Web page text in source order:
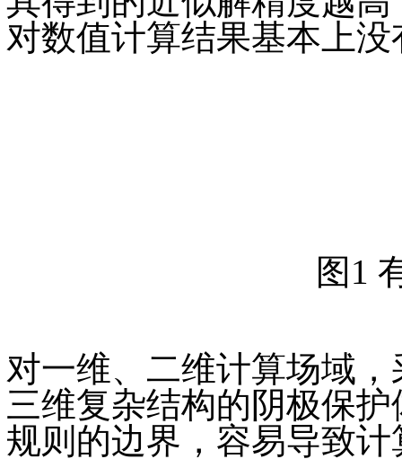
对数值计算结果基本上
图1
对一维、二维计算场域
三维复杂结构的阴极保
规则的边界，容易导致